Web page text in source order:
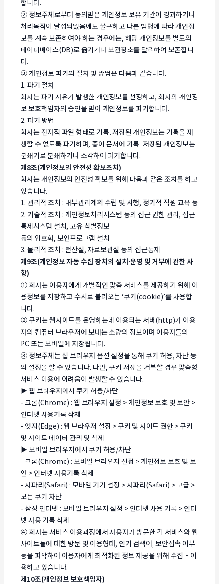
합니다.
② 정보주체로부터 동의받은 개인정보 보유 기간이 경과하거나
처리목적이 달성되었음에도 불구하고 다른 법령에 따라 개인정
보를 계속 보존하여야 하는 경우에는, 해당 개인정보를 별도의
데이터베이스(DB)로 옮기거나 보관장소를 달리하여 보존합니
다.
③ 개인정보 파기의 절차 및 방법은 다음과 같습니다.
1. 파기 절차
회사는 파기 사유가 발생한 개인정보를 선정하고, 회사의 개인정
보 보호책임자의 승인을 받아 개인정보를 파기합니다.
2. 파기 방법
회사는 전자적 파일 형태로 기록․저장된 개인정보는 기록을 재
생할 수 없도록 파기하며, 종이 문서에 기록․저장된 개인정보는
분쇄기로 분쇄하거나 소각하여 파기합니다.
제8조(개인정보의 안전성 확보조치)
회사는 개인정보의 안전성 확보를 위해 다음과 같은 조치를 하고
있습니다.
1. 관리적 조치 : 내부관리계획 수립 및 시행, 정기적 직원 교육 등
2. 기술적 조치 : 개인정보처리시스템 등의 접근 권한 관리, 접근
통제시스템 설치, 고유 식별정보
등의 암호화, 보안프로그램 설치
3. 물리적 조치 : 전산실, 자료보관실 등의 접근통제
제9조(개인정보 자동 수집 장치의 설치∙운영 및 거부에 관한 사
항)
① 회사는 이용자에게 개별적인 맞춤 서비스를 제공하기 위해 이
용정보를 저장하고 수시로 불러오는 ‘쿠키(cookie)’를 사용합
니다.
② 쿠키는 웹사이트를 운영하는데 이용되는 서버(http)가 이용
자의 컴퓨터 브라우저에 보내는 소량의 정보이며 이용자들의
PC 또는 모바일에 저장됩니다.
③ 정보주체는 웹 브라우저 옵션 설정을 통해 쿠키 허용, 차단 등
의 설정을 할 수 있습니다. 다만, 쿠키 저장을 거부할 경우 맞춤형
서비스 이용에 어려움이 발생할 수 있습니다.
▶ 웹 브라우저에서 쿠키 허용/차단
- 크롬(Chrome) : 웹 브라우저 설정 > 개인정보 보호 및 보안 >
인터넷 사용기록 삭제
- 엣지(Edge) : 웹 브라우저 설정 > 쿠키 및 사이트 권한 > 쿠키
및 사이트 데이터 관리 및 삭제
▶ 모바일 브라우저에서 쿠키 허용/차단
- 크롬(Chrome) : 모바일 브라우저 설정 > 개인정보 보호 및 보
안 > 인터넷 사용기록 삭제
- 사파리(Safari) : 모바일 기기 설정 > 사파리(Safari) > 고급 >
모든 쿠키 차단
- 삼성 인터넷 : 모바일 브라우저 설정 > 인터넷 사용 기록 > 인터
넷 사용 기록 삭제
④ 회사는 서비스 이용과정에서 사용자가 방문한 각 서비스와 웹
사이트들에 대한 방문 및 이용형태, 인기 검색어, 보안접속 여부
등을 파악하여 이용자에게 최적화된 정보 제공을 위해 수집・이
용하고 있습니다.
제10조(개인정보 보호책임자)